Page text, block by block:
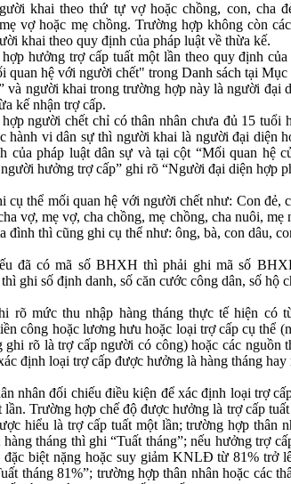
khai theo thứ tự vợ hoặc chồng, con, cha
vợ hoặc mẹ chồng. Trường hợp không còn
khai theo quy định của pháp luật về thừa kế.
hưởng trợ cấp tuất một lần theo quy định
quan hệ với người chết" trong Danh sách tại
và người khai trong trường hợp này là người đại
kế nhận trợ cấp.
người chết chỉ có thân nhân chưa đủ 15 tuổi
hành vi dân sự thì người khai là người đại diện
của pháp luật dân sự và tại cột “Mối quan hệ
hưởng trợ cấp” ghi rõ “Người đại diện hợp
cụ thể mối quan hệ với người chết như: Con đẻ,
vợ, mẹ vợ, cha chồng, mẹ chồng, cha nuôi, mẹ
đình thì cũng ghi cụ thể như: ông, bà, con dâu,
đã có mã số BHXH thì phải ghi mã số
ghi số định danh, số căn cước công dân, số hộ
rõ mức thu nhập hàng tháng thực tế hiện có
công hoặc lương hưu hoặc loại trợ cấp cụ thể
ghi rõ là trợ cấp người có công) hoặc các nguồn
định loại trợ cấp được hưởng là hàng tháng hay
nhân đối chiếu điều kiện để xác định loại trợ
lần. Trường hợp chế độ được hưởng là trợ cấp
hiểu là trợ cấp tuất một lần; trường hợp thân
hàng tháng thì ghi “Tuất tháng”; nếu hưởng trợ
đặc biệt nặng hoặc suy giảm KNLĐ từ 81% trở
tháng 81%”; trường hợp thân nhân hoặc các